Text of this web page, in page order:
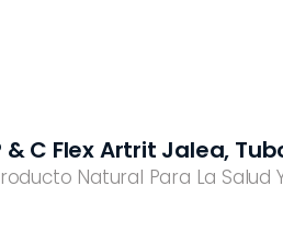
Natural Para La Salud
& C Flex Artrit Jalea,